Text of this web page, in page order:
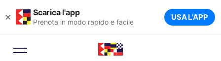
× Scarica l'app
Prenota in modo rapido e facile USA L'APP